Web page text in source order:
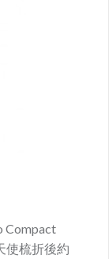
Compact
使梳折後約